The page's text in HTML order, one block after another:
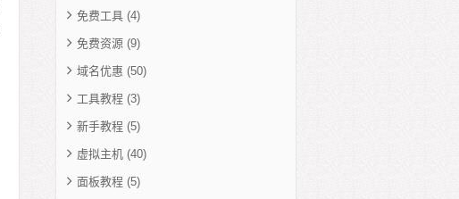
免费工具 (4)
免费资源 (9)
域名优惠 (50)
工具教程 (3)
新手教程 (5)
虚拟主机 (40)
面板教程 (5)